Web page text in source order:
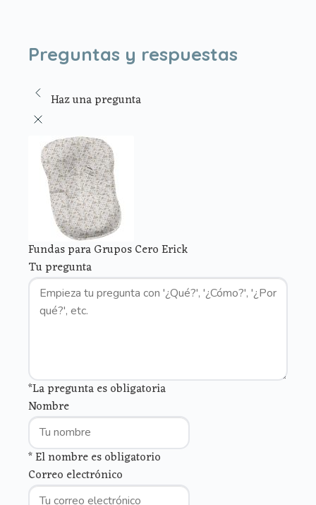
Preguntas y respuestas
Haz una pregunta
Fundas para Grupos Cero Erick
Tu pregunta
*La pregunta es obligatoria
Nombre
* El nombre es obligatorio
Correo electrónico